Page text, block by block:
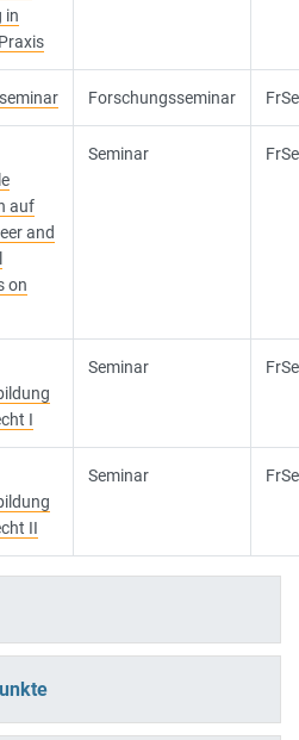
in
Forschungsseminar
auf
and
on
Seminar
I
Seminar
II
Seminar